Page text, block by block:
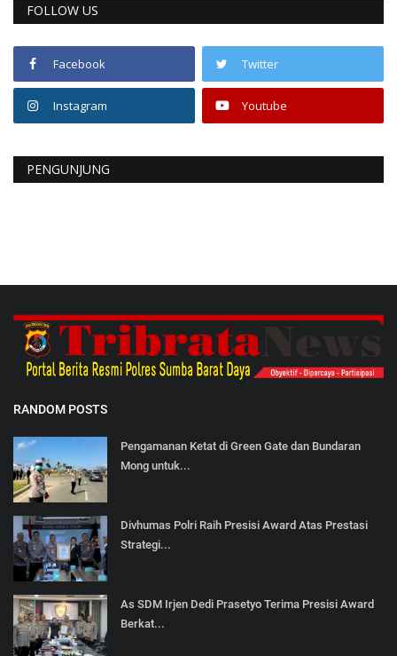
FOLLOW US
Facebook Twitter
Instagram Youtube
PENGUNJUNG
RANDOM POSTS
Pengamanan Ketat di Green Gate dan Bundaran
Mong untuk...
Divhumas Polri Raih Presisi Award Atas Prestasi
Strategi...
As SDM Irjen Dedi Prasetyo Terima Presisi Award
Berkat...